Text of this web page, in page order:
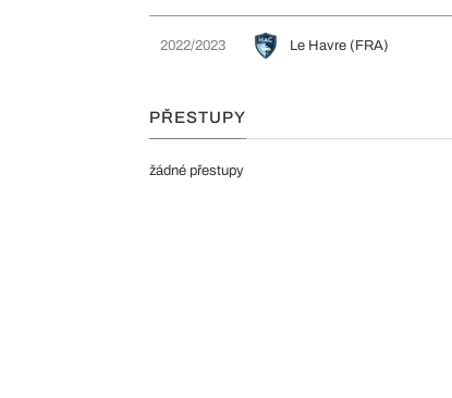
2022/2023 Le Havre (FRA)
PŘESTUPY
žádné přestupy